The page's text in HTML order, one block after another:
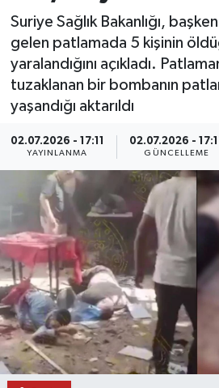
Suriye Sağlık Bakanlığı,
gelen patlamada 5 kişinin
yaralandığını açıkladı.
tuzaklanan bir bombanın
yaşandığı aktarıldı
02.07.2026 - 17:11
YAYINLANMA
02.07.2026 -
GÜNCELLEME
KÜLTÜR - SANAT
SPOR
SAĞLIK
DÜNYA
EĞİTİM
TURİZM
RÖPORTAJ
VİDEO HABERLER
Tüm Manşetler
Son Dakika Haberleri